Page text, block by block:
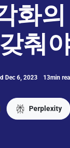
화
춰
Dec 6, 2023 13min
Perplexity